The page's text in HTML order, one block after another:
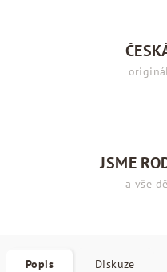
JSME
a vše
Popis Diskuze